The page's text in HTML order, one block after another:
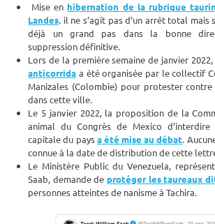
Mise en hibernation de la rubrique
Landes. il ne s’agit pas d’un arrêt total mais
déjà un grand pas dans la bonne
suppression définitive.
Lors de la première semaine de janvier
anticorrida a été organisée par le collectif
Manizales (Colombie) pour protester
dans cette ville.
Le 5 janvier 2022, la proposition de la
animal du Congrès de Mexico
capitale du paysa été mise au débat.
connue à la date de distribution de cette
Le Ministère Public du Venezuela,
Saab, demande de protéger les taureaux
personnes atteintes de nanisme à Tachira.